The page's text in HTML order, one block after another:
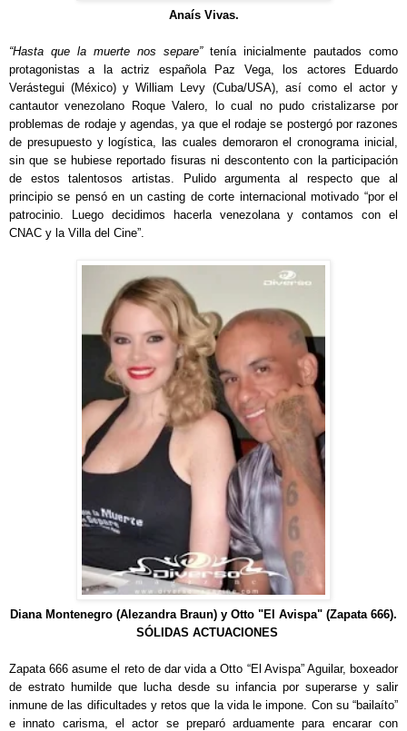
AnaísVivas.
“Hasta que la muerte nos separe”tenía inicialmente pautados como
protagonistas a la actriz española Paz Vega, los actores Eduardo
Verástegui (México) y William Levy (Cuba/USA), así como el actor y
cantautor venezolano Roque Valero, lo cual no pudo cristalizarse por
problemas de rodaje y agendas, ya que el rodaje se postergó por razones
de presupuesto y logística, las cuales demoraron el cronograma inicial,
sin que se hubiese reportado fisuras ni descontento con la participación
de estos talentosos artistas. Pulido argumenta al respecto que al
principio se pensó en un casting de corte internacional motivado “por el
patrocinio. Luego decidimos hacerla venezolana y contamos con el
CNAC y la Villa del Cine”.
Diana Montenegro (Alezandra Braun) y Otto "El Avispa" (Zapata 666).
SÓLIDAS ACTUACIONES
Zapata 666 asume el reto de dar vida a Otto “El Avispa” Aguilar, boxeador
de estrato humilde que lucha desde su infancia por superarse y salir
inmune de las dificultades y retos que la vida le impone. Con su “bailaíto”
e innato carisma, el actor se preparó arduamente para encarar con